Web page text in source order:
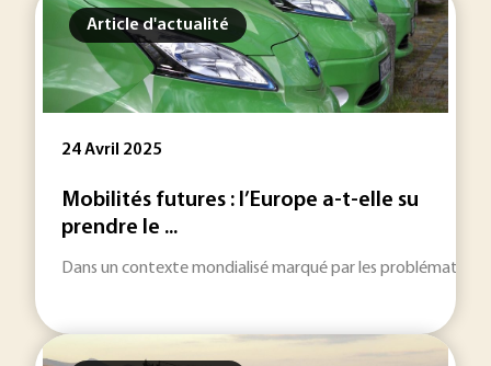
Article d'actualité
24 Avril 2025
Mobilités futures : l’Europe a-t-elle su
prendre le ...
Dans un contexte mondialisé marqué par les